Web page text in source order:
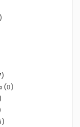
(0)